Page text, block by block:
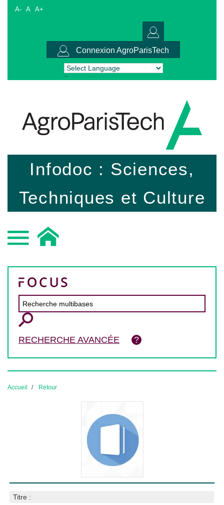
A- A A+
Connexion AgroParisTech
Powered by Translate
Infodoc : Sciences,
Techniques et Culture
RECHERCHE AVANCÉE
Accueil Retour
Titre :